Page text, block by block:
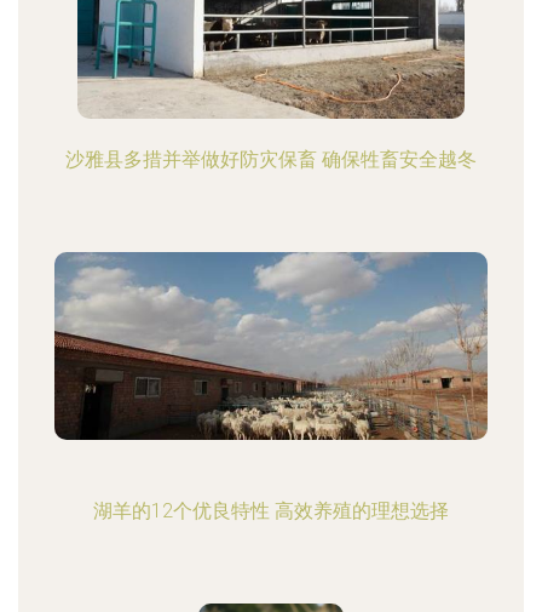
沙雅县多措并举做好防灾保畜 确保牲畜安全越冬
湖羊的12个优良特性 高效养殖的理想选择